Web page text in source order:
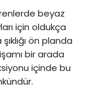
beyaz
için oldukça
ön planda
bir arada
içinde bu